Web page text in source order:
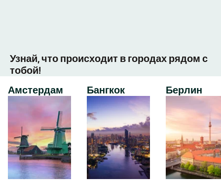
Узнай, что происходит в городах рядом с
тобой!
Амстердам
Бангкок Берлин